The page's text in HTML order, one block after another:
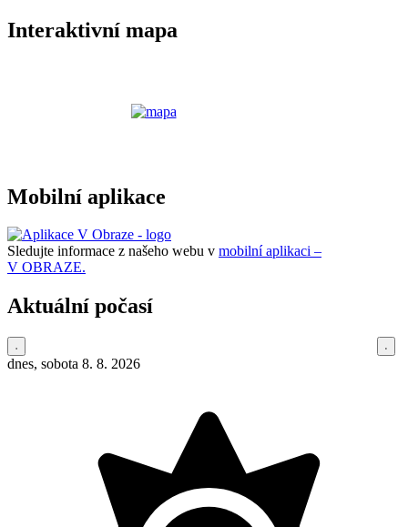
Interaktivní mapa
Mobilní aplikace
Sledujte informace z našeho webu v mobilní aplikaci –
V OBRAZE.
Aktuální počasí
dnes, sobota 8. 8. 2026